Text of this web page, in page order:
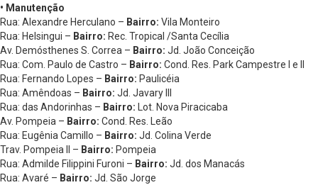
• Manutenção
Rua: Alexandre Herculano – Bairro: Vila Monteiro
Rua: Helsingui – Bairro: Rec. Tropical /Santa Cecília
Av. Demósthenes S. Correa – Bairro: Jd. João Conceição
Rua: Com. Paulo de Castro – Bairro: Cond. Res. Park Campestre I e II
Rua: Fernando Lopes – Bairro: Paulicéia
Rua: Amêndoas – Bairro: Jd. Javary III
Rua: das Andorinhas – Bairro: Lot. Nova Piracicaba
Av. Pompeia – Bairro: Cond. Res. Leão
Rua: Eugênia Camillo – Bairro: Jd. Colina Verde
Trav. Pompeia II – Bairro: Pompeia
Rua: Admilde Filippini Furoni – Bairro: Jd. dos Manacás
Rua: Avaré – Bairro: Jd. São Jorge